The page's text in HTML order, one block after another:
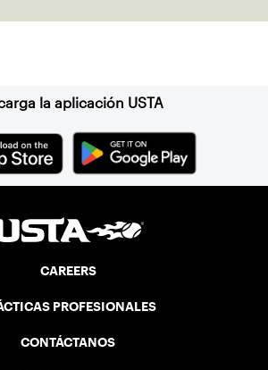
la aplicación USTA
CAREERS
PROFESIONALES
CONTÁCTANOS